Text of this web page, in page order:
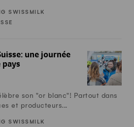
SWISSMILK
une journée
son "or blanc"! Partout dans
et producteurs...
SWISSMILK